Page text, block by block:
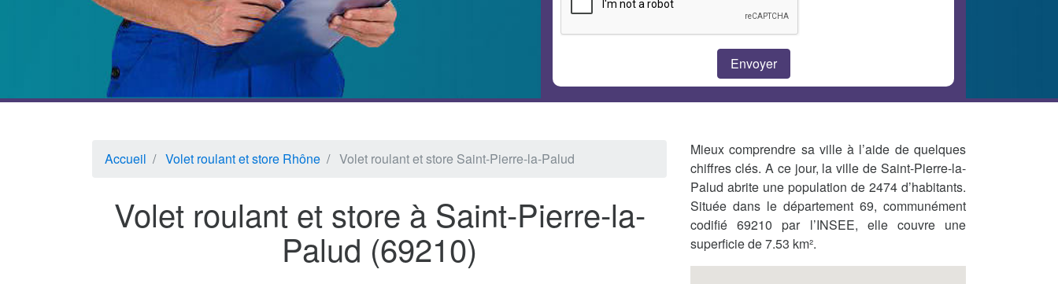
Accueil Volet roulant et store Rhône Volet roulant et store Saint-Pierre-la-Palud
Volet roulant et store à Saint-Pierre-la-
Palud (69210)
Mieux comprendre sa ville à l’aide de quelques
chiffres clés. A ce jour, la ville de Saint-Pierre-la-
Palud abrite une population de 2474 d’habitants.
Située dans le département 69, communément
codifié 69210 par l’INSEE, elle couvre une
superficie de 7.53 km².